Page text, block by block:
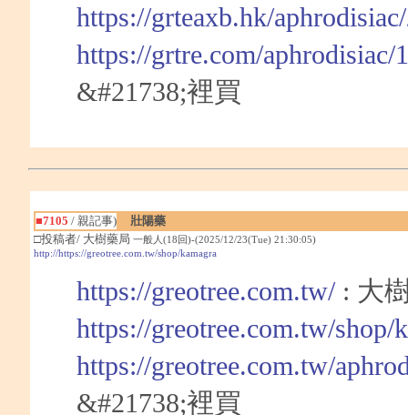
https://grteaxb.hk/
https://grtre.com/aphrodisiac/
&#21738;裡買
■7105 / 親記事)
壯陽藥
□投稿者/ 大樹藥局 一般人(18回)-(2025/12/23(Tue) 21:30:05)
http://https://greotree.com.tw/shop/kamagra
https://greotree.com.tw/: 大
https://greotree.com.tw/shop/
https://greotree.com.tw/
&#21738;裡買